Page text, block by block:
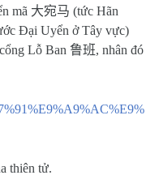
mã 大宛马 (tức Hãn
Đại Uyển ở Tây vực)
Lỗ Ban 鲁班, nhân đó
thiên tử.